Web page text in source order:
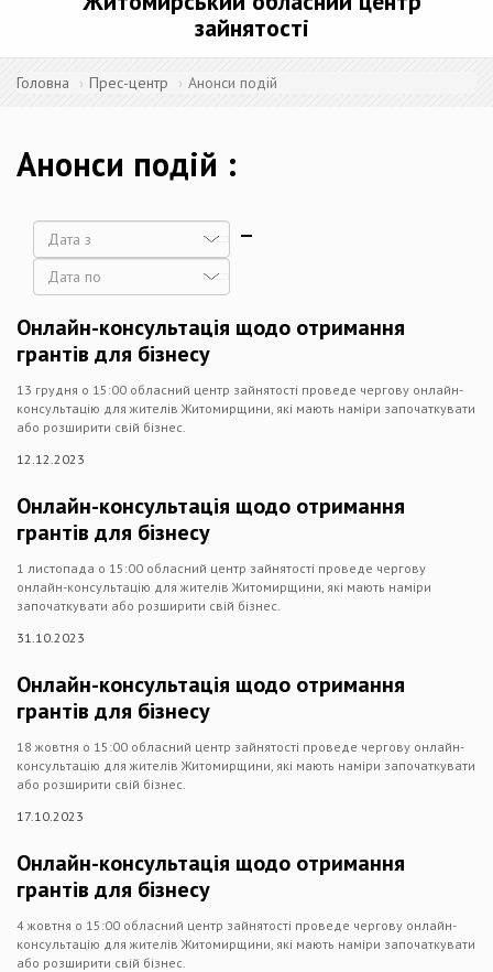
зайнятості
Головна Прес-центр Анонси подій
Анонси подій
Дата
Онлайн-консультація щодо отримання
грантів для бізнесу
13 грудня о 15:00 обласний центр зайнятості проведе чергову онлайн-
консультацію для жителів Житомирщини, які мають наміри започаткувати
або розширити свій бізнес.
12.12.2023
Онлайн-консультація щодо отримання
грантів для бізнесу
1 листопада о 15:00 обласний центр зайнятості проведе чергову
онлайн-консультацію для жителів Житомирщини, які мають наміри
започаткувати або розширити свій бізнес.
31.10.2023
Онлайн-консультація щодо отримання
грантів для бізнесу
18 жовтня о 15:00 обласний центр зайнятості проведе чергову онлайн-
консультацію для жителів Житомирщини, які мають наміри започаткувати
або розширити свій бізнес.
17.10.2023
Онлайн-консультація щодо отримання
грантів для бізнесу
4 жовтня о 15:00 обласний центр зайнятості проведе чергову онлайн-
консультацію для жителів Житомирщини, які мають наміри започаткувати
або розширити свій бізнес.